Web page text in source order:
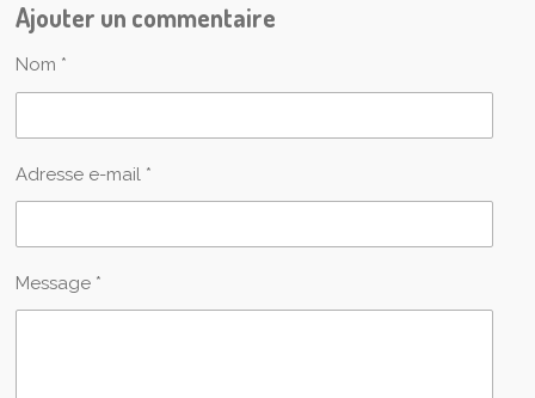
Ajouter un commentaire
Nom *
Adresse e-mail *
Message *